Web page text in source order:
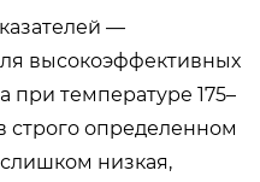
—
высокоэффективных
при температуре 175–
строго определенном
низкая,